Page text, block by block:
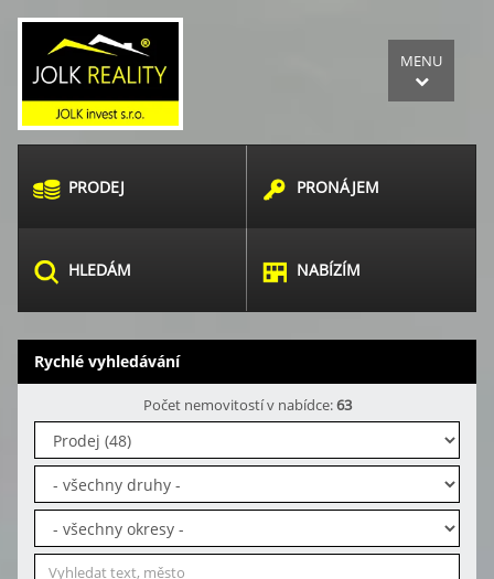
MENU
PRODEJ PRONÁJEM
HLEDÁM NABÍZÍM
Rychlé vyhledávání
Počet nemovitostí v nabídce:63